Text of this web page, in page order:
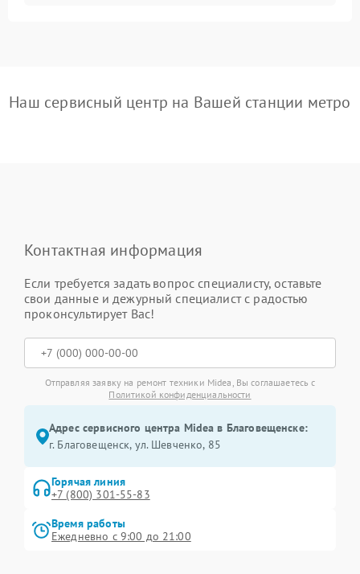
Наш сервисный центр на Вашей станции метро
Контактная информация
Если требуется задать вопрос специалисту, оставьте
свои данные и дежурный специалист с радостью
проконсультирует Вас!
Отправляя заявку на ремонт техники Midea, Вы соглашаетесь с
Политикой конфиденциальности
Адрес сервисного центра Midea в Благовещенске:
г. Благовещенск, ул. Шевченко, 85
Горячая линия
+7 (800) 301-55-83
Время работы
Ежедневно с 9:00 до 21:00